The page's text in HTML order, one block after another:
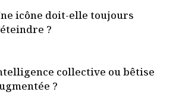
icône doit-elle toujours
?
collective ou bêtise
?